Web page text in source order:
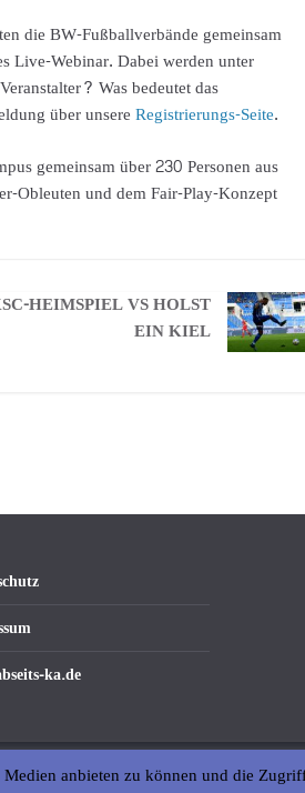
die BW-Fußballverbände gemeinsam
Live-Webinar. Dabei werden unter
Was bedeutet das
über unsereRegistrierungs-Seite.
gemeinsam über 230 Personen aus
Obleuten und dem Fair-Play-Konzept
HEIMSPIEL VS HOLST
EIN KIEL
ka.de
anbieten zu können und die